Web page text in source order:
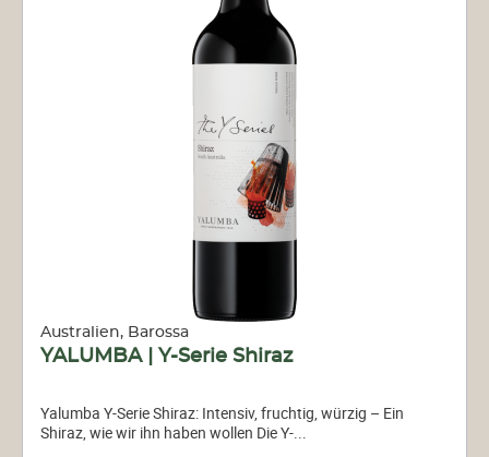
Australien, Barossa
YALUMBA | Y-Serie Shiraz
Yalumba Y-Serie Shiraz: Intensiv, fruchtig, würzig – Ein
Shiraz, wie wir ihn haben wollen Die Y-...